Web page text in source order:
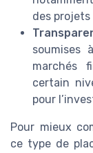
des projets
soumises
marchés
certain
pour
Pour mieux
ce type de